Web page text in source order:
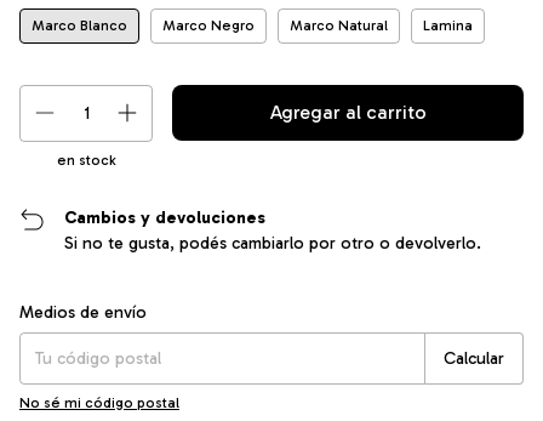
Marco Blanco Marco Negro Marco Natural Lamina
en stock
Cambios y devoluciones
Si no te gusta, podés cambiarlo por otro o devolverlo.
Entregas para el CP:
Medios de envío
Calcular
No sé mi código postal